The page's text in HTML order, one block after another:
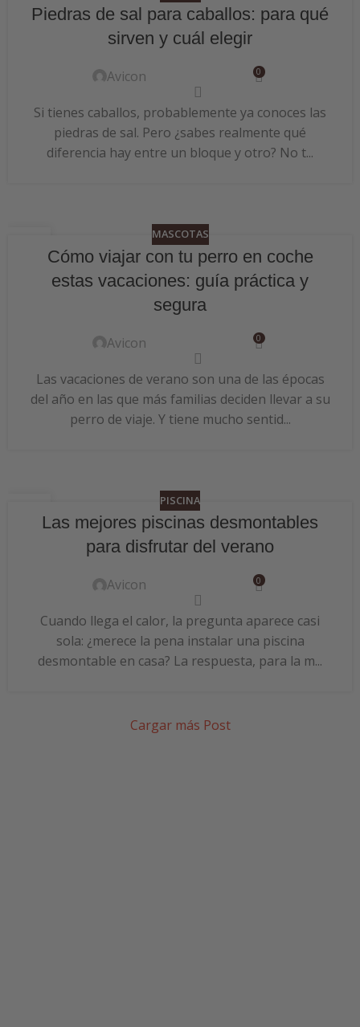
JULPiedras de sal para caballos: para qué
sirven y cuál elegir
Avicon 0
Si tienes caballos, probablemente ya conoces las
piedras de sal. Pero ¿sabes realmente qué
diferencia hay entre un bloque y otro? No t...
MASCOTAS
Cómo viajar con tu perro en coche
estas vacaciones: guía práctica y
segura
Avicon 0
Las vacaciones de verano son una de las épocas
del año en las que más familias deciden llevar a su
perro de viaje. Y tiene mucho sentid...
PISCINA
Las mejores piscinas desmontables
para disfrutar del verano
Avicon 0
Cuando llega el calor, la pregunta aparece casi
sola: ¿merece la pena instalar una piscina
desmontable en casa? La respuesta, para la m...
Cargar más Post